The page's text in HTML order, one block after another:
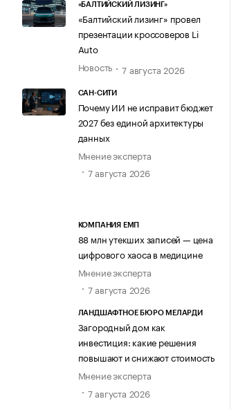
«БАЛТИЙСКИЙ ЛИЗИНГ»
«Балтийский лизинг» провел
презентации кроссоверов Li
Auto
Новость
7 августа 2026
САН-СИТИ
Почему ИИ не исправит бюджет
2027 без единой архитектуры
данных
Мнение эксперта
7 августа 2026
КОМПАНИЯ ЕМП
88 млн утекших записей — цена
цифрового хаоса в медицине
Мнение эксперта
7 августа 2026
ЛАНДШАФТНОЕ БЮРО МЕЛАРДИ
Загородный дом как
инвестиция: какие решения
повышают и снижают стоимость
Мнение эксперта
7 августа 2026